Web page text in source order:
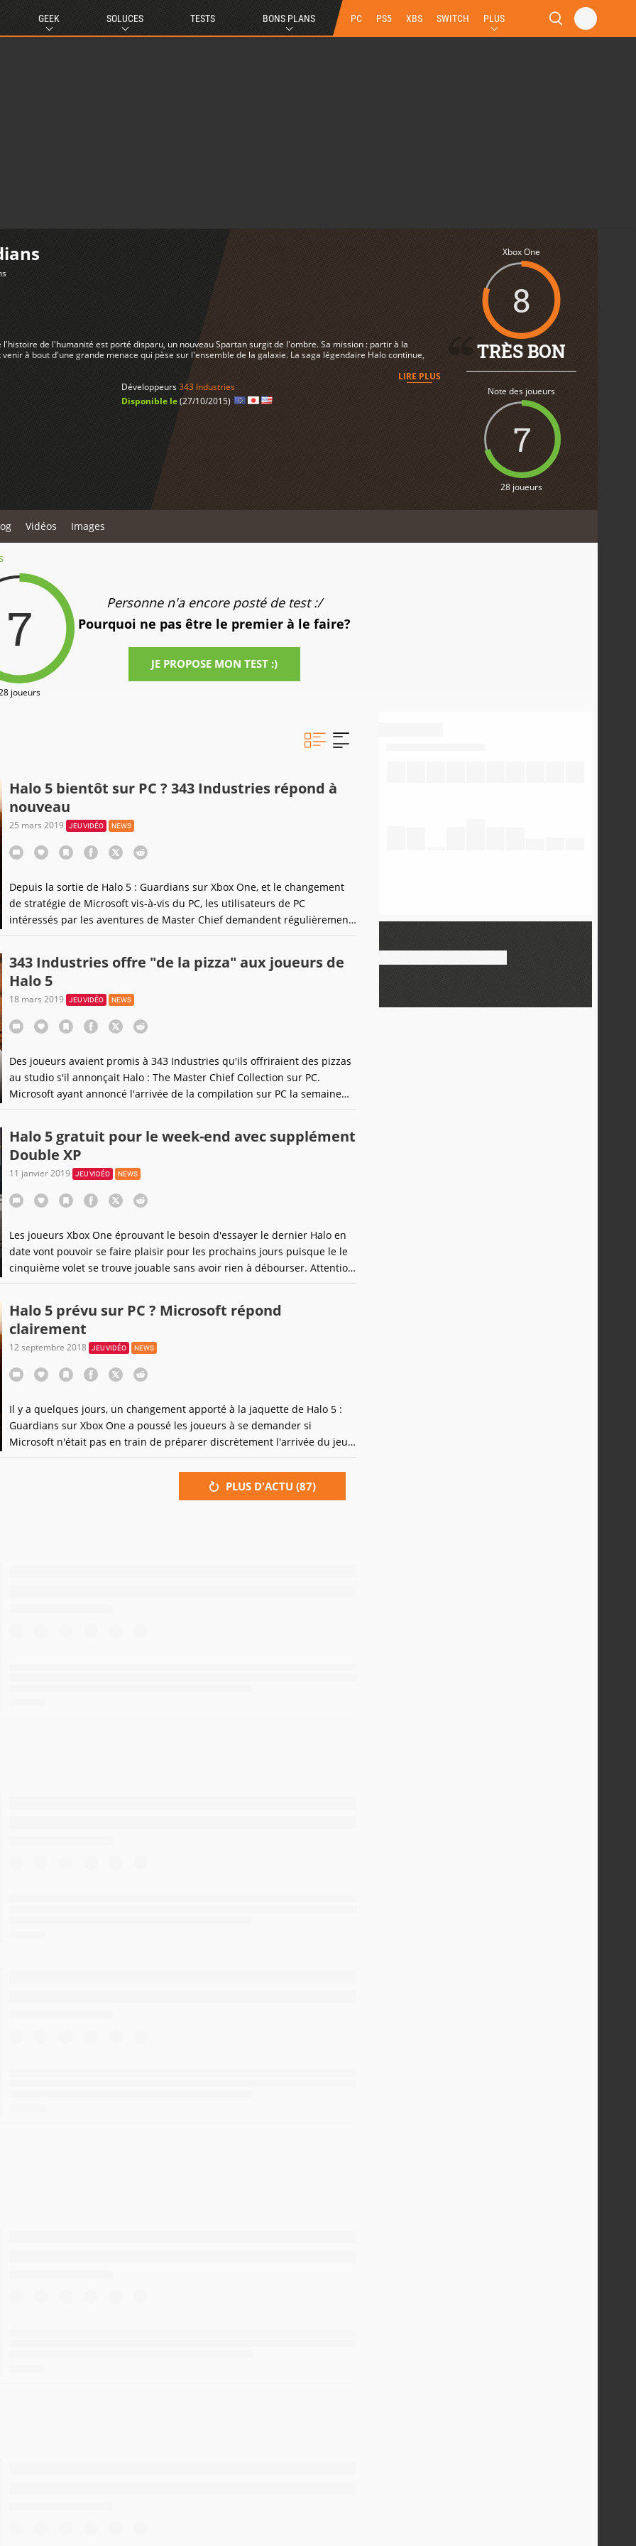
GEEK SOLUCES TESTS BONS PLANS PC PS5 XBS SWITCH PLUS
l'histoire de l'humanité est porté disparu, un nouveau Spartan surgit de l'ombre. Sa mission : partir à la
à bout d'une grande menace qui pèse sur l'ensemble de la galaxie. La saga légendaire Halo continue,
LIRE PLUS
Développeurs343 Industries
Disponible le(27/10/2015)
Xbox One
8
TRÈS BON
Note des joueurs
7
28 joueurs
Vidéos Images
7
joueurs
Personne n'a encore posté de test :/
Pourquoi ne pas être le premier à le faire?
JE PROPOSE MON TEST :)
Halo 5 bientôt sur PC ? 343 Industries répond à
nouveau
25 mars 2019 JEU VIDÉO NEWS
Depuis la sortie de Halo 5 : Guardians sur Xbox One, et le changement
de stratégie de Microsoft vis-à-vis du PC, les utilisateurs de PC
intéressés par les aventures de Master Chief demandent régulièrement
si la version complète de ce cinquième épisode est prévue sur leur
l'arrivée prochaine de Halo : The Master
343 Industries offre "de la pizza" aux joueurs de
Halo 5
18 mars 2019 JEU VIDÉO NEWS
Des joueurs avaient promis à 343 Industries qu'ils offriraient des pizzas
au studio s'il annonçait Halo : The Master Chief Collection sur PC.
Microsoft ayant annoncé l'arrivée de la compilation sur PC la semaine
dernière, un certain nombre de joueurs a tenu à tenir parole et a fait
remercier à son tour, 343 Industries
Halo 5 gratuit pour le week-end avec supplément
Double XP
11 janvier 2019 JEU VIDÉO NEWS
Les joueurs Xbox One éprouvant le besoin d'essayer le dernier Halo en
date vont pouvoir se faire plaisir pour les prochains jours puisque le le
cinquième volet se trouve jouable sans avoir rien à débourser. Attention,
offre limitée dans le temps.
Halo 5 prévu sur PC ? Microsoft répond
clairement
12 septembre 2018 JEU VIDÉO NEWS
Il y a quelques jours, un changement apporté à la jaquette de Halo 5 :
Guardians sur Xbox One a poussé les joueurs à se demander si
Microsoft n'était pas en train de préparer discrètement l'arrivée du jeu
sur PC. Histoire de ne pas laisser la rumeur enfler, le géant américain a
décidé de communiquer publiquement à ce sujet.
PLUS D'ACTU (87)